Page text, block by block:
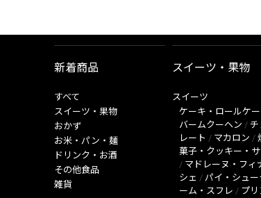
新着商品
すべて
スイーツ・果物
おかず
お米・パン・麺
ドリンク・お酒
その他食品
雑貨
スイーツ・果物
スイーツ
ケーキ・ロールケ
バームクーヘン / チ
レート / マカロン /
菓子・クッキー・
/ マドレーヌ・フィ
シェ / パイ・シュー
ーム・スフレ / プリ